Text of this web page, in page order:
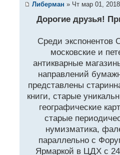
Либерман » Чт мар 01,
Дорогие друзья!
Среди экспонентов
московские и
антикварные
направлений
представлены
книги, старые
географические
старые
нумизматика,
параллельно с
Ярмаркой в ЦДХ с